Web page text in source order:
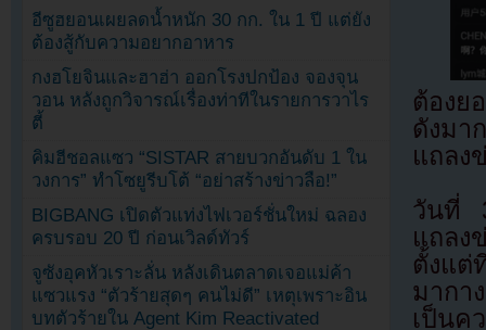
ต้องย
ดังมา
แถลง
วันที่
แถลง
ตั้งแต่
มากา
เป็นค
อีซูฮยอนเผยลดน้ำหนัก 30 กก. ใน 1 ปี แต่ยัง
ต้องสู้กับความอยากอาหาร
กงฮโยจินและฮาฮ่า ออกโรงปกป้อง จองจุน
วอน หลังถูกวิจารณ์เรื่องท่าทีในรายการวาไร
ตี้
คิมฮีชอลแซว “SISTAR สายบวกอันดับ 1 ใน
วงการ” ทำโซยูรีบโต้ “อย่าสร้างข่าวลือ!”
BIGBANG เปิดตัวแท่งไฟเวอร์ชั่นใหม่ ฉลอง
ครบรอบ 20 ปี ก่อนเวิลด์ทัวร์
จูซังอุคหัวเราะลั่น หลังเดินตลาดเจอแม่ค้า
แซวแรง “ตัวร้ายสุดๆ คนไม่ดี” เหตุเพราะอิน
บทตัวร้ายใน Agent Kim Reactivated